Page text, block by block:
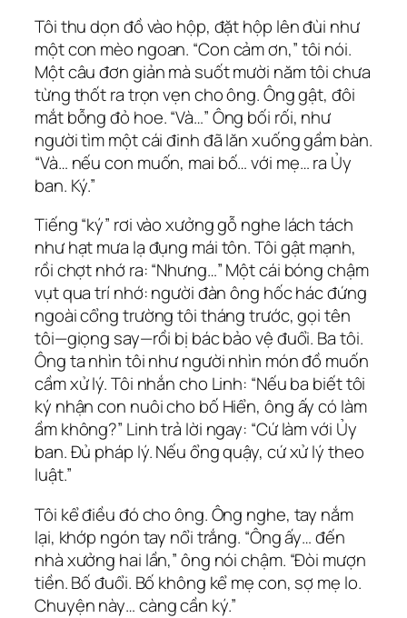
Tôi thu dọn đồ vào hộp, đặt hộp lên đùi như
một con mèo ngoan. “Con cảm ơn,” tôi nói.
Một câu đơn giản mà suốt mười năm tôi chưa
từng thốt ra trọn vẹn cho ông. Ông gật, đôi
mắt bỗng đỏ hoe. “Và…” Ông bối rối, như
người tìm một cái đinh đã lăn xuống gầm bàn.
“Và… nếu con muốn, mai bố… với mẹ… ra Ủy
ban. Ký.”
Tiếng “ký” rơi vào xưởng gỗ nghe lách tách
như hạt mưa lạ đụng mái tôn. Tôi gật mạnh,
rồi chợt nhớ ra: “Nhưng…” Một cái bóng chậm
vụt qua trí nhớ: người đàn ông hốc hác đứng
ngoài cổng trường tôi tháng trước, gọi tên
tôi—giọng say—rồi bị bác bảo vệ đuổi. Ba tôi.
Ông ta nhìn tôi như người nhìn món đồ muốn
cầm xử lý. Tôi nhắn cho Linh: “Nếu ba biết tôi
ký nhận con nuôi cho bố Hiển, ông ấy có làm
ầm không?” Linh trả lời ngay: “Cứ làm với Ủy
ban. Đủ pháp lý. Nếu ổng quậy, cứ xử lý theo
luật.”
Tôi kể điều đó cho ông. Ông nghe, tay nắm
lại, khớp ngón tay nổi trắng. “Ông ấy… đến
nhà xưởng hai lần,” ông nói chậm. “Đòi mượn
tiền. Bố đuổi. Bố không kể mẹ con, sợ mẹ lo.
Chuyện này… càng cần ký.”